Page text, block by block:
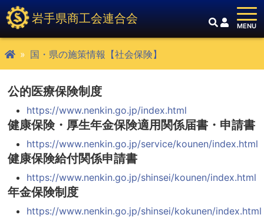
岩手県商工会連合会
国・県の施策情報【社会保険】
公的医療保険制度
https://www.nenkin.go.jp/index.html
健康保険・厚生年金保険適用関係届書・申請書
https://www.nenkin.go.jp/service/kounen/index.html
健康保険給付関係申請書
https://www.nenkin.go.jp/shinsei/kounen/index.html
年金保険制度
https://www.nenkin.go.jp/shinsei/kokunen/index.html